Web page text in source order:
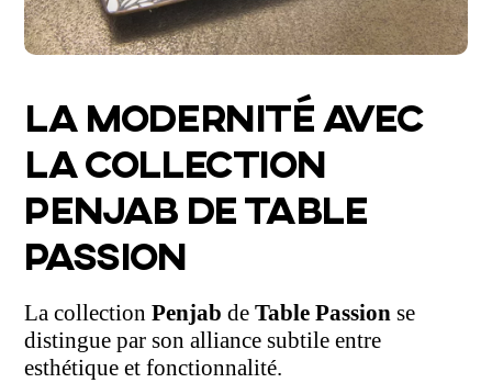
LA MODERNITÉ AVEC
LA COLLECTION
PENJAB DE TABLE
PASSION
La collectionPenjab deTable Passion se
distingue par son alliance subtile entre
esthétique et fonctionnalité.